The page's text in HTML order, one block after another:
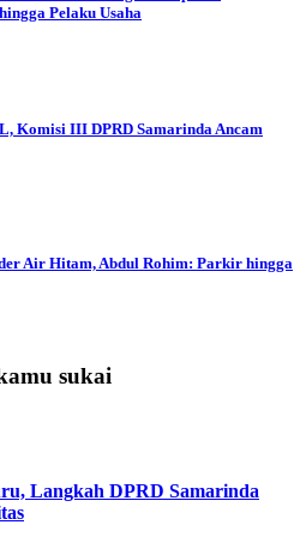
Pelaku Usaha
Komisi III DPRD Samarinda Ancam
Air Hitam, Abdul Rohim: Parkir hingga
sukai
Langkah DPRD Samarinda